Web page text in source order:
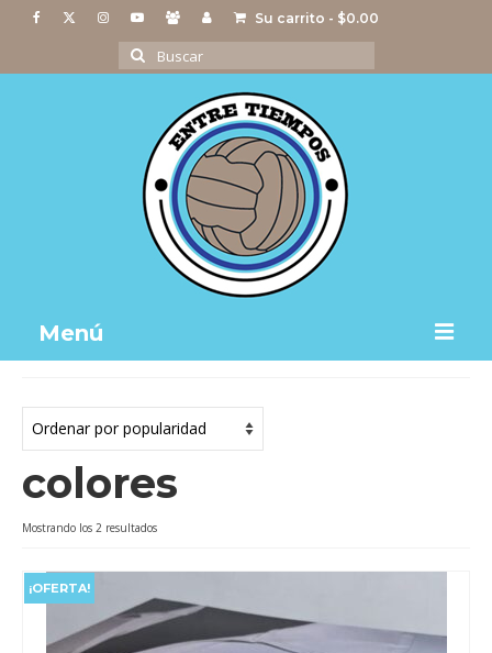
Su carrito - $0.00
Buscar
por:
Menú
Actividades
Imágenes
Videos
Tienda
colores
Mostrando los 2 resultadosOrdenado
popularidad
¡OFERTA!